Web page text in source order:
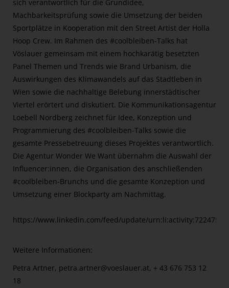
sich verantwortlich für die Grundidee,
Machbarkeitsprüfung sowie die Umsetzung der beiden
Sportplätze in Kooperation mit den Street Artist der Holla
Hoop Crew. Im Rahmen des #coolbleiben-Talks hat
Vöslauer gemeinsam mit einem hochkarätig besetzten
Panel Themen und Trends wie Brand Urbanism, die
Auswirkungen des Klimawandels auf das Stadtleben in
Wien sowie die nachhaltige Belebung innerstädtischer
Viertel erörtert und diskutiert. Die Kommunikationsagentur
Loebell Nordberg zeichnet für Idee, Konzeption und
Programmierung des #coolbleiben-Talks sowie die
gesamte Pressebetreuung dieses Projektes verantwortlich.
Die Agentur Wonder We Want übernahm die Auswahl der
Influencer:innen, die Organisation des anschließenden
#coolbleiben-Brunchs und die gesamte Konzeption und
Umsetzung einer Blockparty am Nachmittag.
https://www.linkedin.com/feed/update/
Weitere Informationen:
Petra Artner, petra.artner@voeslauer.at, + 43 676 753 12
18